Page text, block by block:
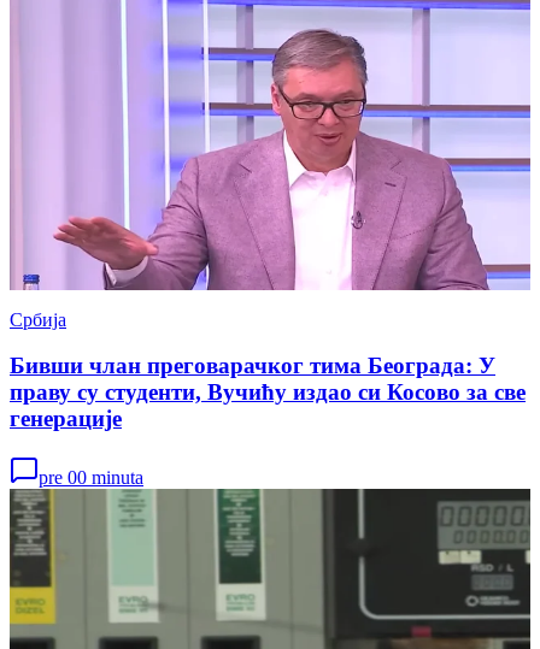
Србија
Бивши члан преговарачког тима Београда: У
праву су студенти, Вучићу издао си Косово за све
генерације
pre 00 minuta